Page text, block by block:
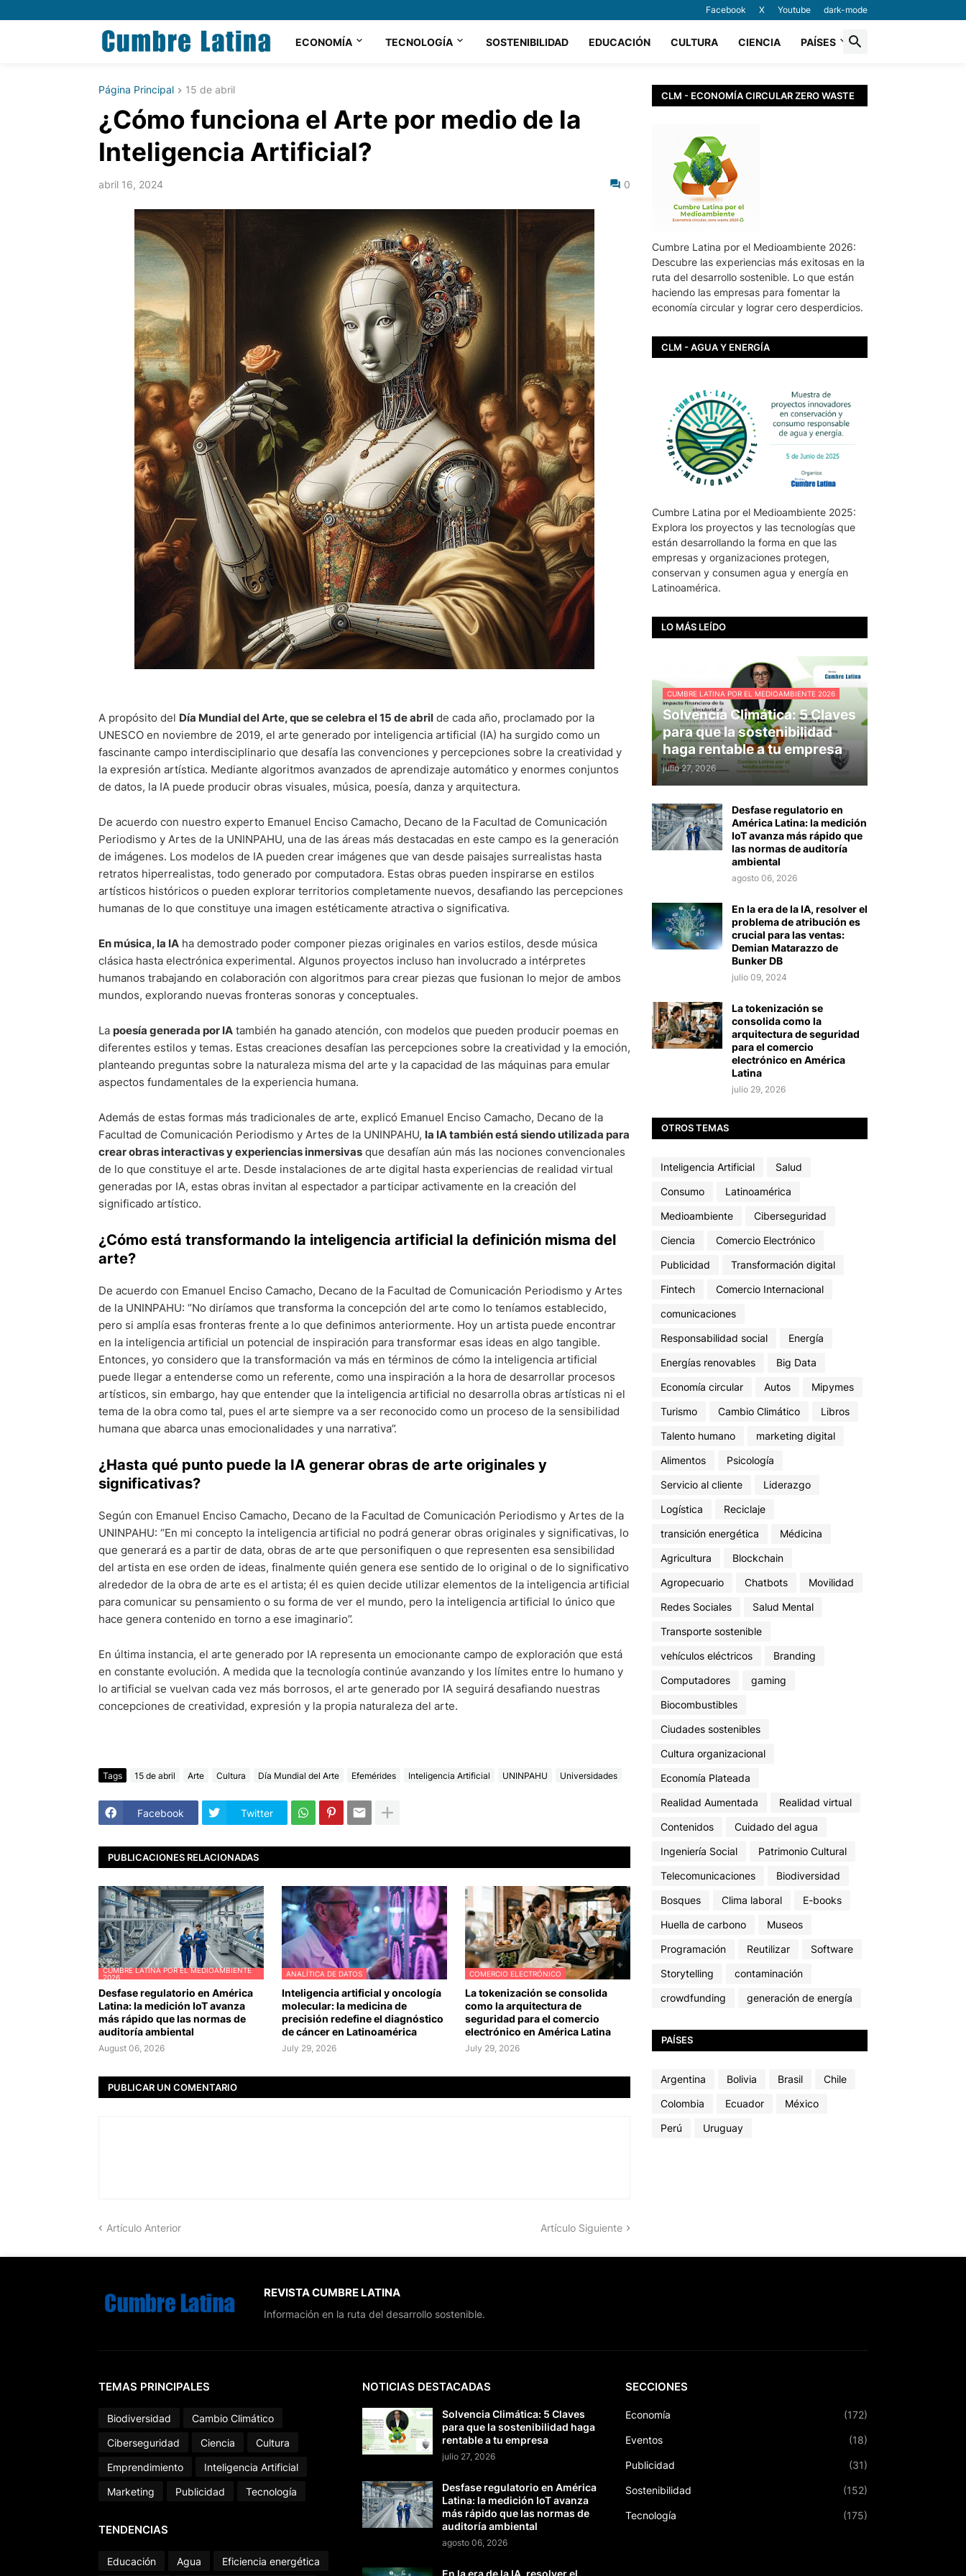
Facebook X Youtube dark-mode
ECONOMÍA TECNOLOGÍA SOSTENIBILIDAD EDUCACIÓN CULTURA CIENCIA PAÍSES
Página Principal 15 de abril
¿Cómo funciona el Arte por medio de la
Inteligencia Artificial?
abril 16, 2024 0
A propósito del Día Mundial del Arte, que se celebra el 15 de abril de cada año, proclamado por la
UNESCO en noviembre de 2019, el arte generado por inteligencia artificial (IA) ha surgido como un
fascinante campo interdisciplinario que desafía las convenciones y percepciones sobre la creatividad y
la expresión artística. Mediante algoritmos avanzados de aprendizaje automático y enormes conjuntos
de datos, la IA puede producir obras visuales, música, poesía, danza y arquitectura.
De acuerdo con nuestro experto Emanuel Enciso Camacho, Decano de la Facultad de Comunicación
Periodismo y Artes de la UNINPAHU, una de las áreas más destacadas en este campo es la generación
de imágenes. Los modelos de IA pueden crear imágenes que van desde paisajes surrealistas hasta
retratos hiperrealistas, todo generado por computadora. Estas obras pueden inspirarse en estilos
artísticos históricos o pueden explorar territorios completamente nuevos, desafiando las percepciones
humanas de lo que constituye una imagen estéticamente atractiva o significativa.
En música, la IA ha demostrado poder componer piezas originales en varios estilos, desde música
clásica hasta electrónica experimental. Algunos proyectos incluso han involucrado a intérpretes
humanos trabajando en colaboración con algoritmos para crear piezas que fusionan lo mejor de ambos
mundos, explorando nuevas fronteras sonoras y conceptuales.
La poesía generada por IA también ha ganado atención, con modelos que pueden producir poemas en
diferentes estilos y temas. Estas creaciones desafían las percepciones sobre la creatividad y la emoción,
planteando preguntas sobre la naturaleza misma del arte y la capacidad de las máquinas para emular
aspectos fundamentales de la experiencia humana.
Además de estas formas más tradicionales de arte, explicó Emanuel Enciso Camacho, Decano de la
Facultad de Comunicación Periodismo y Artes de la UNINPAHU, la IA también está siendo utilizada para
crear obras interactivas y experiencias inmersivas que desafían aún más las nociones convencionales
de lo que constituye el arte. Desde instalaciones de arte digital hasta experiencias de realidad virtual
generadas por IA, estas obras invitan al espectador a participar activamente en la creación del
significado artístico.
¿Cómo está transformando la inteligencia artificial la definición misma del
arte?
De acuerdo con Emanuel Enciso Camacho, Decano de la Facultad de Comunicación Periodismo y Artes
de la UNINPAHU: “No diríamos que transforma la concepción del arte como lo teníamos establecido,
pero si amplía esas fronteras frente a lo que definimos anteriormente. Hoy un artista puede encontrar
en la inteligencia artificial un potencial de inspiración para transformar esas ideas en algo tangible.
Entonces, yo considero que la transformación va más en términos de cómo la inteligencia artificial
puede llegar a entenderse como un referente, como una inspiración a la hora de desarrollar procesos
artísticos, sin embargo, hay que entender que la inteligencia artificial no desarrolla obras artísticas ni el
tema de la obra como tal, pues el arte siempre va a ser reconocido como un proceso de la sensibilidad
humana que abarca unas emocionalidades y una narrativa”.
¿Hasta qué punto puede la IA generar obras de arte originales y
significativas?
Según con Emanuel Enciso Camacho, Decano de la Facultad de Comunicación Periodismo y Artes de la
UNINPAHU: “En mi concepto la inteligencia artificial no podrá generar obras originales y significativas, lo
que generará es a partir de data, obras de arte que personifiquen o que representen esa sensibilidad
del artista en ese orden de ideas, finalmente quién genera ese sentido de lo original o de lo significativo
alrededor de la obra de arte es el artista; él es quien decide utilizar elementos de la inteligencia artificial
para comunicar su pensamiento o su forma de ver el mundo, pero la inteligencia artificial lo único que
hace genera contenido en torno a ese imaginario”.
En última instancia, el arte generado por IA representa un emocionante campo de exploración que está
en constante evolución. A medida que la tecnología continúe avanzando y los límites entre lo humano y
lo artificial se vuelvan cada vez más borrosos, el arte generado por IA seguirá desafiando nuestras
concepciones de creatividad, expresión y la propia naturaleza del arte.
Tags 15 de abril Arte Cultura Día Mundial del Arte Efemérides Inteligencia Artificial UNINPAHU Universidades
Facebook Twitter
PUBLICACIONES RELACIONADAS
CUMBRE LATINA POR EL MEDIOAMBIENTE
2026
Desfase regulatorio en América
Latina: la medición IoT avanza
más rápido que las normas de
auditoría ambiental
August 06, 2026
ANALÍTICA DE DATOS
Inteligencia artificial y oncología
molecular: la medicina de
precisión redefine el diagnóstico
de cáncer en Latinoamérica
July 29, 2026
COMERCIO ELECTRÓNICO
La tokenización se consolida
como la arquitectura de
seguridad para el comercio
electrónico en América Latina
July 29, 2026
PUBLICAR UN COMENTARIO
Artículo Anterior Artículo Siguiente
CLM - ECONOMÍA CIRCULAR ZERO WASTE
Cumbre Latina por el Medioambiente 2026:
Descubre las experiencias más exitosas en la
ruta del desarrollo sostenible. Lo que están
haciendo las empresas para fomentar la
economía circular y lograr cero desperdicios.
CLM - AGUA Y ENERGÍA
Cumbre Latina por el Medioambiente 2025:
Explora los proyectos y las tecnologías que
están desarrollando la forma en que las
empresas y organizaciones protegen,
conservan y consumen agua y energía en
Latinoamérica.
LO MÁS LEÍDO
CUMBRE LATINA POR EL MEDIOAMBIENTE 2026
Solvencia Climática: 5 Claves
para que la sostenibilidad
haga rentable a tu empresa
julio 27, 2026
Desfase regulatorio en
América Latina: la medición
IoT avanza más rápido que
las normas de auditoría
ambiental
agosto 06, 2026
En la era de la IA, resolver el
problema de atribución es
crucial para las ventas:
Demian Matarazzo de
Bunker DB
julio 09, 2024
La tokenización se
consolida como la
arquitectura de seguridad
para el comercio
electrónico en América
Latina
julio 29, 2026
OTROS TEMAS
Inteligencia Artificial
Salud
Consumo
Latinoamérica
Medioambiente
Ciberseguridad
Ciencia
Comercio Electrónico
Publicidad
Transformación digital
Fintech
Comercio Internacional
comunicaciones
Responsabilidad social
Energía
Energías renovables
Big Data
Economía circular
Autos
Mipymes
Turismo
Cambio Climático
Libros
Talento humano
marketing digital
Alimentos
Psicología
Servicio al cliente
Liderazgo
Logística
Reciclaje
transición energética
Médicina
Agricultura
Blockchain
Agropecuario
Chatbots
Movilidad
Redes Sociales
Salud Mental
Transporte sostenible
vehículos eléctricos
Branding
Computadores
gaming
Biocombustibles
Ciudades sostenibles
Cultura organizacional
Economía Plateada
Realidad Aumentada
Realidad virtual
Contenidos
Cuidado del agua
Ingeniería Social
Patrimonio Cultural
Telecomunicaciones
Biodiversidad
Bosques
Clima laboral
E-books
Huella de carbono
Museos
Programación
Reutilizar
Software
Storytelling
contaminación
crowdfunding
generación de energía
PAÍSES
Argentina Bolivia Brasil
Chile
Colombia
Ecuador
México
Perú
Uruguay
REVISTA CUMBRE LATINA
Información en la ruta del desarrollo sostenible.
TEMAS PRINCIPALES
Biodiversidad
Cambio Climático
Ciberseguridad
Ciencia
Cultura
Emprendimiento
Inteligencia Artificial
Marketing
Publicidad Tecnología
TENDENCIAS
Educación Agua Eficiencia energética
NOTICIAS DESTACADAS
Solvencia Climática: 5 Claves
para que la sostenibilidad haga
rentable a tu empresa
julio 27, 2026
Desfase regulatorio en América
Latina: la medición IoT avanza
más rápido que las normas de
auditoría ambiental
agosto 06, 2026
SECCIONES
Economía (172)
Eventos (18)
Publicidad (31)
Sostenibilidad (152)
Tecnología (175)